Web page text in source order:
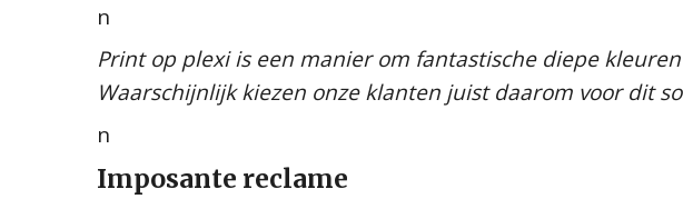
n
Print op plexi is een manier om fantastische diepe
Waarschijnlijk kiezen onze klanten juist daarom voor dit
n
Imposante reclame